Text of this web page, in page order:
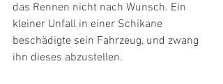
das Rennen nicht nach Wunsch. Ein
kleiner Unfall in einer Schikane
beschädigte sein Fahrzeug, und zwang
ihn dieses abzustellen.